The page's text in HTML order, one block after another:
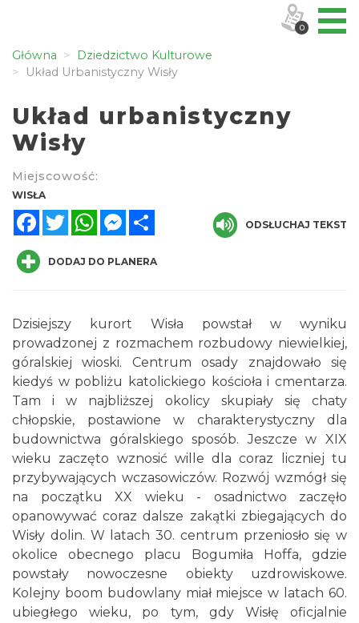
Główna
Dziedzictwo Kulturowe
Układ Urbanistyczny Wisły
Układ urbanistyczny
Wisły
Miejscowość:
WISŁA
FacebookTwitterWhatsAppMessenger
ODSŁUCHAJ TEKST
DODAJ DO PLANERA
Dzisiejszy kurort Wisła powstał w wyniku
prowadzonej z rozmachem rozbudowy niewielkiej,
góralskiej wioski. Centrum osady znajdowało się
kiedyś w pobliżu katolickiego kościoła i cmentarza.
Tam i w najbliższej okolicy skupiały się chaty
chłopskie, postawione w charakterystyczny dla
budownictwa góralskiego sposób. Jeszcze w XIX
wieku zaczęto wznosić wille dla coraz liczniej tu
przybywających wczasowiczów. Rozwój wzmógł się
na początku XX wieku - osadnictwo zaczęło
opanowywać coraz dalsze zakątki zbiegających do
Wisły dolin. W latach 30. centrum przeniosło się w
okolice obecnego placu Bogumiła Hoffa, gdzie
powstały nowoczesne obiekty uzdrowiskowe.
Kolejny boom budowlany miał miejsce w latach 60.
ubiegłego wieku, po tym, gdy Wisłę oficjalnie
0